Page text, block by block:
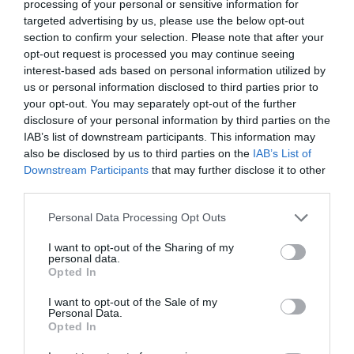
processing of your personal or sensitive information for
targeted advertising by us, please use the below opt-out
section to confirm your selection. Please note that after your
opt-out request is processed you may continue seeing
interest-based ads based on personal information utilized by
us or personal information disclosed to third parties prior to
your opt-out. You may separately opt-out of the further
disclosure of your personal information by third parties on the
IAB’s list of downstream participants. This information may
also be disclosed by us to third parties on the IAB’s List of
Downstream Participants that may further disclose it to other
Personal Data Processing Opt Outs
I want to opt-out of the Sharing of my
personal data.
Opted In
I want to opt-out of the Sale of my
Personal Data.
Opted In
διάρκεια
της
εγκυμοσύνης
τοπρώτο
υπερηχογράφημασυνιστώνται
7/8
εβδομάδες από
την ημερομηνία
της τελευταίας
εμμήνου
ρύσεως,
περίπου 4
επίσκεψη
αποτελείται από
παρακάτω
δεδομένων και
δίνει απαντήσειςσε
αμφιβολίες και ερωτήματα.
Ο γυναικολόγοςπαρακολουθεί
τη γενική κατάσταση της
υγείας της γυναίκας, μετρά την
αρτηριακή της πίεση και το
βάρος της, συλλέγει
πληροφορίες για το ιατρικό και
οικογενειακό ιστορικό της.
Ιστορικό
Συμπληρώνεται ο
μαιευτικός
και συλλέγονται τα
γυναίκας και του συντρόφου της
(προσωπικά δεδομένα,